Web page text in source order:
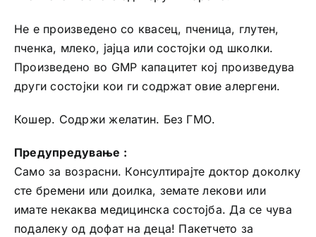
Не е произведено со квасец, пченица, глутен,
пченка, млеко, јајца или состојки од школки.
Произведено во GMP капацитет кој произведува
други состојки кои ги содржат овие алергени.
Кошер. Содржи желатин. Без ГМО.
Предупредување :
Само за возрасни. Консултирајте доктор доколку
сте бремени или доилка, земате лекови или
имате некаква медицинска состојба. Да се чува
подалеку од дофат на деца! Пакетчето за